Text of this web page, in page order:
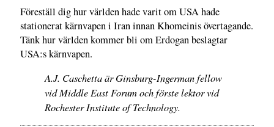
Föreställ dig hur världen hade varit om USA hade
stationerat kärnvapen i Iran innan Khomeinis övertagande.
Tänk hur världen kommer bli om Erdogan beslagtar
USA:s kärnvapen.
A.J. Caschetta är Ginsburg-Ingerman fellow
vid Middle East Forum och förste lektor vid
Rochester Institute of Technology.